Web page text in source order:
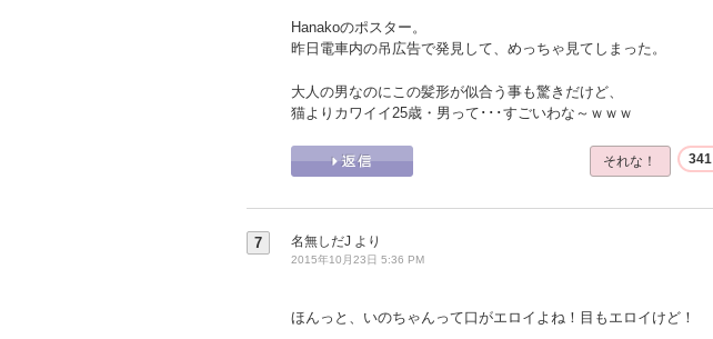
Hanakoのポスター。
昨日電車内の吊広告で発見して、めっちゃ見てしまった。
大人の男なのにこの髪形が似合う事も驚きだけど、
猫よりカワイイ25歳・男って･･･すごいわな～ｗｗｗ
それな！ 341
7 名無しだJ より
2015年10月23日 5:36 PM
ほんっと、いのちゃんって口がエロイよね！目もエロイけど！